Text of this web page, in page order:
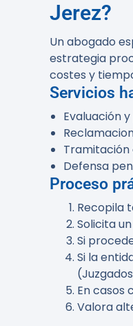
Jerez?
Un abogado
estrategia
costes y
Servicios
Evaluación
Tramitación
Defensa
Proceso
Recopila
Solicita
Si
Si la
En casos
Valora